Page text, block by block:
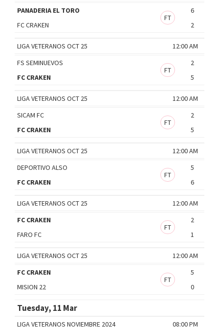
PANADERIA EL TORO
6
FT
FC CRAKEN
2
12:00 AM
LIGA VETERANOS OCT 25
FS SEMINUEVOS
2
FT
FC CRAKEN
5
12:00 AM
LIGA VETERANOS OCT 25
SICAM FC
2
FT
FC CRAKEN
5
12:00 AM
LIGA VETERANOS OCT 25
DEPORTIVO ALSO
5
FT
FC CRAKEN
6
12:00 AM
LIGA VETERANOS OCT 25
FC CRAKEN
2
FT
FARO FC
1
12:00 AM
LIGA VETERANOS OCT 25
FC CRAKEN
5
FT
MISION 22
0
Tuesday, 11 Mar
08:00 PM
LIGA VETERANOS NOVIEMBRE 2024